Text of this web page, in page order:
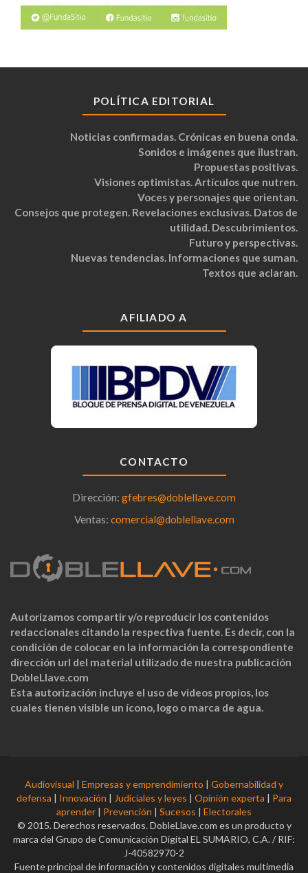
POLÍTICA EDITORIAL
Noticias confirmadas. Crónicas en buena onda.
Sonidos e imágenes que ilustran.
Propuestas positivas.
Visiones optimistas. Artículos que nutren.
Voces y personajes que orientan.
Consejos que protegen. Revelaciones exclusivas. Datos de
utilidad. Descubrimientos.
Futuro y perspectivas.
Nuevas tendencias. Informaciones que suman.
Textos que aclaran.
AFILIADO A
CONTACTO
Dirección: gfebres@doblellave.com
Ventas: comercial@doblellave.com
Autorizamos compartir y/o reproducir los contenidos
redaccionales citando la respectiva fuente. Es decir, con la
condición de colocar en la información la correspondiente
dirección url del material utilizado de nuestra publicación
DobleLlave.com
Esta autorización incluye el uso de videos propios, los
cuales tienen visible un ícono, logo o marca de agua.
Audiovisual Empresas y emprendimiento
Gobernabilidad y
defensa
Innovación Judiciales y leyes Opinión experta
Para
aprender
Prevención Sucesos
Electorales
© 2015. Derechos reservados. DobleLlave.com es un producto y
marca del Grupo de Comunicación Digital EL SUMARIO, C.A. / RIF:
J-40582970-2
Fuente principal de información y contenidos digitales multimedia